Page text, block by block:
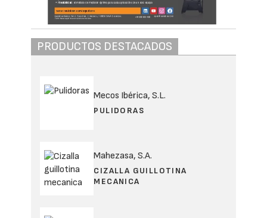
PRODUCTOS DESTACADOS
Mecos Ibérica, S.L.
PULIDORAS
Mahezasa, S.A.
CIZALLA GUILLOTINA
MECANICA